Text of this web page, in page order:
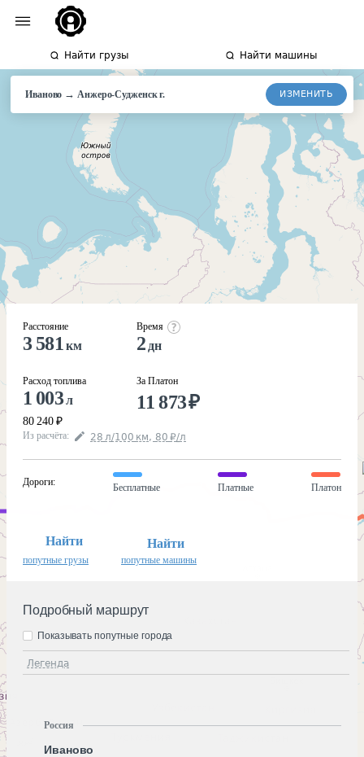
Найти грузы Найти машины
Иваново →Анжеро-Судженскг. ИЗМЕНИТЬ
Расстояние
3 581 км
Расход топлива
1 003л
80 240 ₽
Время
2 дн
За Платон
11 873₽
Из расчёта: 28 л/100 км, 80 ₽/л
Дороги:
Бесплатные Платные Платон
Найти
попутные грузы
Найти
попутные машины
Подробный маршрут
Легенда
Показывать попутные города
Россия
Иваново